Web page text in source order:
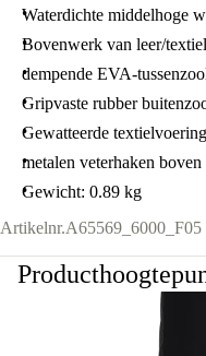
Waterdichte middelhoge
Bovenwerk van leer/
dempende EVA-
Gripvaste rubber
Gewatteerde
metalen veterhaken
Gewicht: 0.89 kg
Artikelnr.A65569_6000_F05